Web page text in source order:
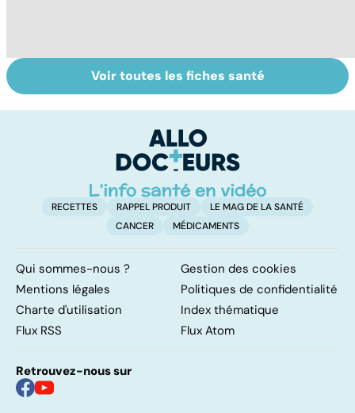
La tuberculose
pulmonaire
Le choix du
cartable et des
scolaires
Voir toutes les fiches santé
RECETTES RAPPEL PRODUIT
LE MAG DE LA SANTÉ
CANCER
MÉDICAMENTS
Qui sommes-nous ?
Gestion des cookies
Mentions légales
Politiques de confidentialité
Charte d'utilisation
Index thématique
Flux RSS
Flux Atom
Retrouvez-nous sur